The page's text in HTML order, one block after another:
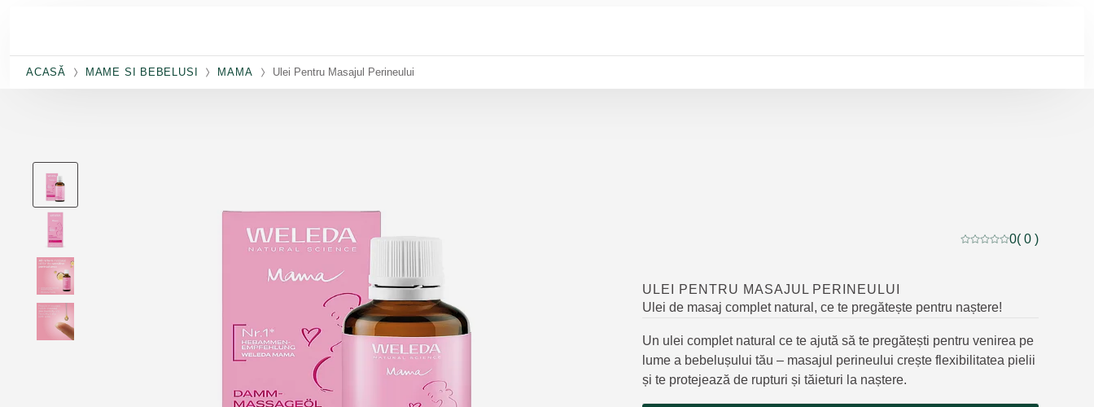
ACASĂ MAME SI BEBELUSI MAMA Ulei Pentru Masajul Perineului
Evaluare curentă: 0
0( 0 )
ULEI PENTRU MASAJUL PERINEULUI
Ulei de masaj complet natural, ce te pregătește pentru naștere!
Un ulei complet natural ce te ajută să te pregătești pentru venirea pe
lume a bebelușului tău – masajul perineului crește flexibilitatea pielii
și te protejează de rupturi și tăieturi la naștere.